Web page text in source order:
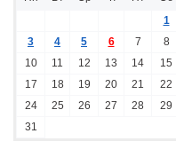
1
3
4 5 6 7 8
10
11 12 13 14 15
17
18 19 20 21 22
24
25 26 27 28 29
31